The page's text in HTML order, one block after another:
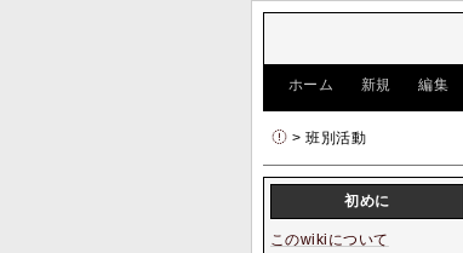
ホーム 新規 編集
> 班別活動
初めに
このwikiについて